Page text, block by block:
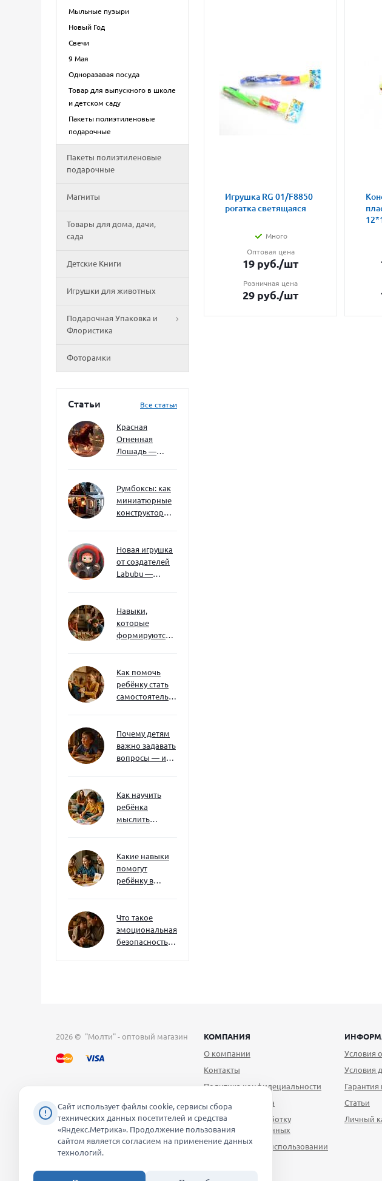
Мыльные пузыри
Новый Год
Свечи
9 Мая
Одноразавая посуда
Товар для выпускного в школе
и детском саду
Пакеты полиэтиленовые
подарочные
Пакеты полиэтиленовые
подарочные
Магниты
Товары для дома, дачи,
сада
Детские Книги
Игрушки для животных
Подарочная Упаковка и
Флористика
Фоторамки
Статьи Все статьи
Красная
Огненная
Лошадь —
ждать и как
подготовиться
Румбоксы: как
миниатюрные
конструкторы
мышление и
внимание к
деталям
Новая игрушка
от создателей
Labubu —
Навыки,
которые
формируются
ребёнка
успешным
Как помочь
ребёнку стать
самостоятельным
Почему детям
важно задавать
вопросы — и
Как научить
ребёнка
мыслить
сложностей
Какие навыки
помогут
ребёнку в
их уже сейчас
Что такое
эмоциональная
безопасность
Игрушка RG 01/F8850
рогатка светящаяся
Много
Оптовая цена
19 руб./шт
Розничная цена
29 руб./шт
2026 © "Молти" - оптовый магазин
КОМПАНИЯ
О компании
Контакты
Политика конфидециальности
Публичная оферта
Согласие на обработку
персональных данных
Уведомление об использовании
Условия
Условия
Гарантия
Статьи
Личный
Сайт использует файлы cookie, сервисы сбора
технических данных посетителей и средства
«Яндекс.Метрика». Продолжение пользования
сайтом является согласием на применение данных
технологий.